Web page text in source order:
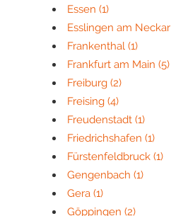
Essen (1)
Esslingen am Neckar
Frankenthal (1)
Frankfurt am Main (5)
Freiburg (2)
Freising (4)
Freudenstadt (1)
Friedrichshafen (1)
Fürstenfeldbruck (1)
Gengenbach (1)
Gera (1)
Göppingen (2)